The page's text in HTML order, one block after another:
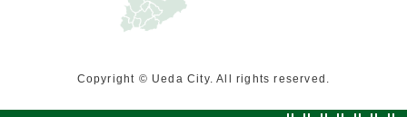
Copyright © Ueda City. All rights reserved.